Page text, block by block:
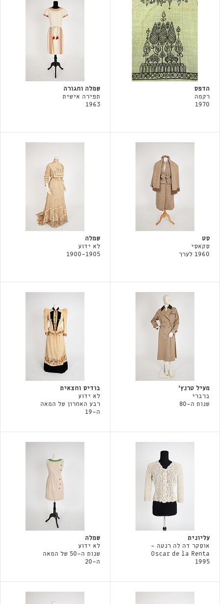
הדפס
רקמה
1970
שמלה וחגורה
תפירה אישית
1963
סט
סקאסי
1960 לערך
שמלה
לא ידוע
1900-1905
מעיל טרנץ'
ברברי
שנות ה-80
בודיס וחצאית
לא ידוע
רבע האחרון של המאה
ה-19
עליונית
אוסקר דה לה רנטה -
Oscar de la Renta
1995
שמלה
לא ידוע
שנות ה-50 של המאה
ה-20